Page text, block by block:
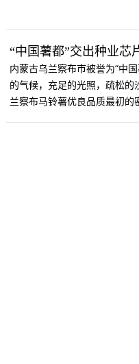
“中国薯都”交出种业芯
内蒙古乌兰察布市被誉为“中
的气候，充足的光照，疏松
兰察布马铃薯优良品质最初的